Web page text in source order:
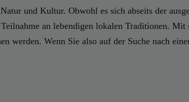
und Kultur. Obwohl es sich abseits der
an lebendigen lokalen Traditionen. Mit
werden. Wenn Sie also auf der Suche nach